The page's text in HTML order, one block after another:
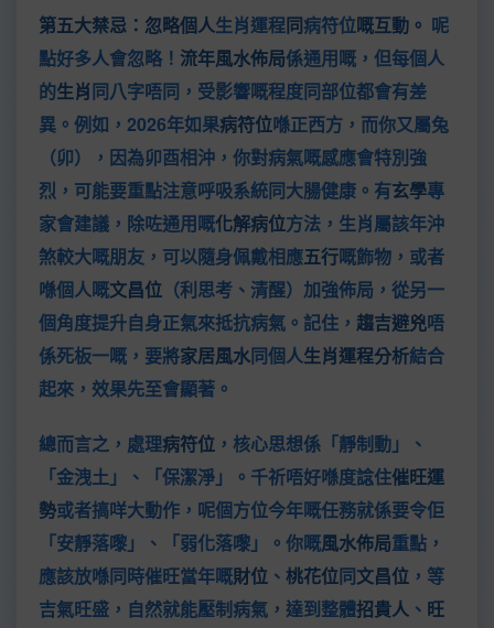
第五大禁忌：忽略個人生肖運程同病符位嘅互動。 呢
點好多人會忽略！ 流年風水佈局係通用嘅，但每個人
的生肖同八字唔同，受影響嘅程度同部位都會有差
異。例如，2026年如果病符位喺正西方，而你又屬兔
（卯），因為卯酉相沖，你對病氣嘅感應會特別強
烈，可能要重點注意呼吸系統同大腸健康。有玄學專
家會建議，除咗通用嘅化解病位方法，生肖屬該年沖
煞較大嘅朋友，可以隨身佩戴相應五行嘅飾物，或者
喺個人嘅文昌位 （利思考、清醒）加強佈局，從另一
個角度提升自身正氣來抵抗病氣。記住， 趨吉避兇唔
係死板一嘅，要將家居風水同個人生肖運程分析結合
起來，效果先至會顯著。
總而言之，處理病符位 ，核心思想係「靜制動」、
「金洩土」、「保潔淨」。千祈唔好喺度諗住催旺運
勢或者搞咩大動作，呢個方位今年嘅任務就係要令佢
「安靜落嚟」、「弱化落嚟」。你嘅風水佈局重點，
應該放喺同時催旺當年嘅財位 、 桃花位同文昌位 ，等
吉氣旺盛，自然就能壓制病氣，達到整體招貴人 、 旺